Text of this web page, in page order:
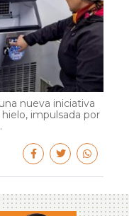
nueva iniciativa
impulsada por